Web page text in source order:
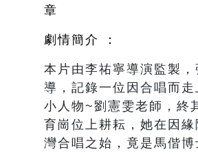
章
劇情簡介 ：
本片由李祐寧導演監製
導，記錄一位因合唱而
小人物~劉憲雯老師，終
育崗位上耕耘，她在因緣
灣合唱之始，竟是馬偕